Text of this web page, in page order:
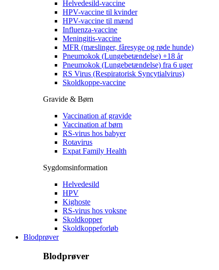
Helvedesild-vaccine
HPV-vaccine til kvinder
HPV-vaccine til mænd
Influenza-vaccine
Meningitis-vaccine
MFR (mæslinger, fåresyge og røde hunde)
Pneumokok (Lungebetændelse) +18 år
Pneumokok (Lungebetændelse) fra 6 uger
RS Virus (Respiratorisk Syncytialvirus)
Skoldkoppe-vaccine
Gravide & Børn
Vaccination af gravide
Vaccination af børn
RS-virus hos babyer
Rotavirus
Expat Family Health
Sygdomsinformation
Helvedesild
HPV
Kighoste
RS-virus hos voksne
Skoldkopper
Skoldkoppeforløb
Blodprøver
Blodprøver